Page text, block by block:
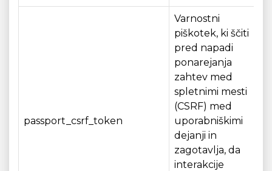
passport_csrf_token
Varnostni
piškotek, ki ščiti
pred napadi
ponarejanja
zahtev med
spletnimi mesti
(CSRF) med
uporabniškimi
dejanji in
zagotavlja, da
interakcije